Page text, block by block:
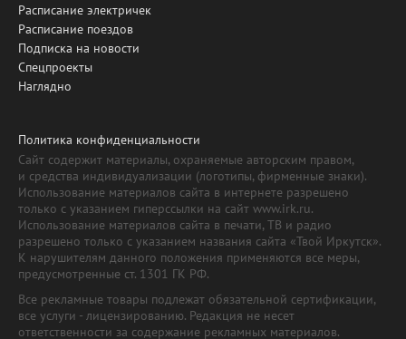
Расписание электричек
Расписание поездов
Подписка на новости
Спецпроекты
Наглядно
Политика конфиденциальности
Сайт содержит материалы, охраняемые авторским правом,
и средства индивидуализации (логотипы, фирменные знаки).
Использование материалов сайта в интернете разрешено
только с указанием гиперссылки на сайт www.irk.ru.
Использование материалов сайта в печати, ТВ и радио
разрешено только с указанием названия сайта «Твой Иркутск».
К нарушителям данного положения применяются все меры,
предусмотренные ст. 1301 ГК РФ.
Все рекламные товары подлежат обязательной сертификации,
все услуги - лицензированию. Редакция не несет
ответственности за содержание рекламных материалов.